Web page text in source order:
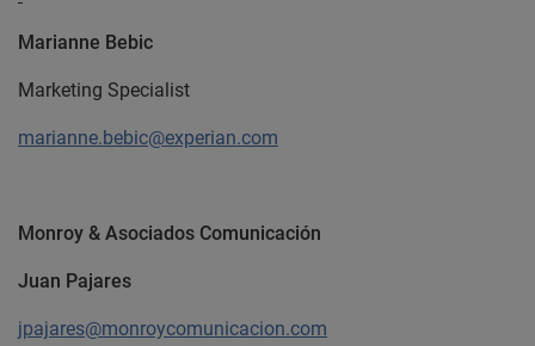
Marianne Bebic
Marketing Specialist
marianne.bebic@experian.com
Monroy & Asociados Comunicación
Juan Pajares
jpajares@monroycomunicacion.com